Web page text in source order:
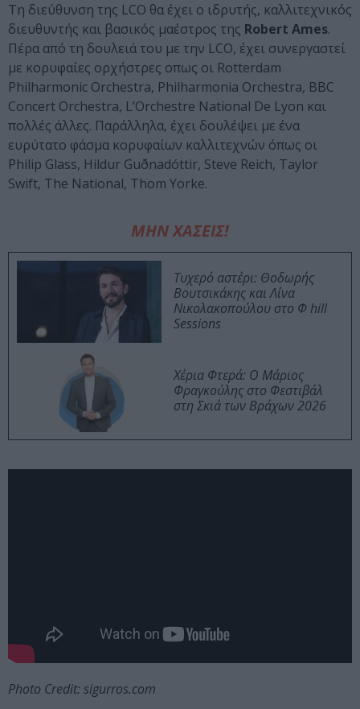
Τη διεύθυνση της LCO θα έχει ο ιδρυτής, καλλιτεχνικός
διευθυντής και βασικός μαέστρος της Robert Ames.
Πέρα από τη δουλειά του με την LCO, έχει συνεργαστεί
με κορυφαίες ορχήστρες οπως οι Rotterdam
Philharmonic Orchestra, Philharmonia Orchestra, BBC
Concert Orchestra, L’Orchestre National De Lyon και
πολλές άλλες. Παράλληλα, έχει δουλέψει με ένα
ευρύτατο φάσμα κορυφαίων καλλιτεχνών όπως οι
Philip Glass, Hildur Guðnadóttir, Steve Reich, Taylor
Swift, The National, Thom Yorke.
ΜΗΝ ΧΑΣΕΙΣ!
Τυχερό αστέρι: Θοδωρής
Βουτσικάκης και Λίνα
Νικολακοπούλου στο Φ hill
Sessions
Χέρια Φτερά: Ο Μάριος
Φραγκούλης στο Φεστιβάλ
στη Σκιά των Βράχων 2026
Photo Credit: sigurros.com